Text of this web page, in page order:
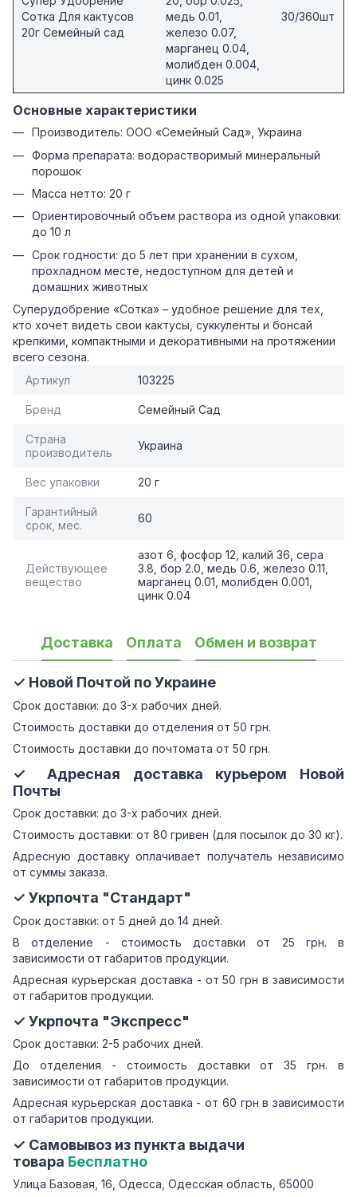
Сотка Для кактусов
20г Семейный сад
медь 0.01,
железо 0.07,
марганец 0.04,
молибден 0.004,
цинк 0.025
30/360шт
Основные характеристики
Производитель: ООО «Семейный Сад», Украина
Форма препарата: водорастворимый минеральный
порошок
Масса нетто: 20 г
Ориентировочный объем раствора из одной упаковки:
до 10 л
Срок годности: до 5 лет при хранении в сухом,
прохладном месте, недоступном для детей и
домашних животных
Суперудобрение «Сотка» – удобное решение для тех,
кто хочет видеть свои кактусы, суккуленты и бонсай
крепкими, компактными и декоративными на протяжении
всего сезона.
Артикул
103225
Бренд Семейный Сад
Страна
производитель
Украина
Вес упаковки 20 г
Гарантийный
срок, мес.
60
Действующее
вещество
азот 6, фосфор 12, калий 36, сера
3.8, бор 2.0, медь 0.6, железо 0.11,
марганец 0.01, молибден 0.001,
цинк 0.04
Доставка Оплата Обмен и возврат
✓ Новой Почтой по Украине
Срок доставки: до 3-х рабочих дней.
Стоимость доставки до отделения от 50 грн.
Стоимость доставки до почтомата от 50 грн.
✓ Адресная доставка курьером Новой
Почты
Срок доставки: до 3-х рабочих дней.
Стоимость доставки: от 80 гривен (для посылок до 30 кг).
Адресную доставку оплачивает получатель независимо
от суммы заказа.
✓ Укрпочта "Стандарт"
Срок доставки: от 5 дней до 14 дней.
В отделение - стоимость доставки от 25 грн. в
зависимости от габаритов продукции.
Адресная курьерская доставка - от 50 грн в зависимости
от габаритов продукции.
✓ Укрпочта "Экспресс"
Срок доставки: 2-5 рабочих дней.
До отделения - стоимость доставки от 35 грн. в
зависимости от габаритов продукции.
Адресная курьерская доставка - от 60 грн в зависимости
от габаритов продукции.
✓ Самовывоз из пункта выдачи
товара Бесплатно
Улица Базовая, 16, Одесса, Одесская область, 65000